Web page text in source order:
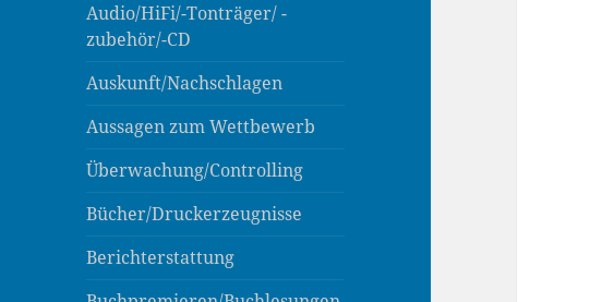
Audio/HiFi/-Tonträger/ -
zubehör/-CD
Auskunft/Nachschlagen
Aussagen zum Wettbewerb
Überwachung/Controlling
Bücher/Druckerzeugnisse
Berichterstattung